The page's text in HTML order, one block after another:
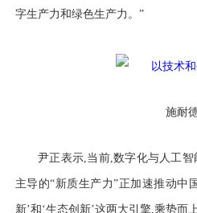
字生产力和绿色生产力。”
施耐
尹正表示,当前,数字化与人工
主导的“新质生产力”正加速推动中
新’和‘生态创新’这两大引擎,乘势而